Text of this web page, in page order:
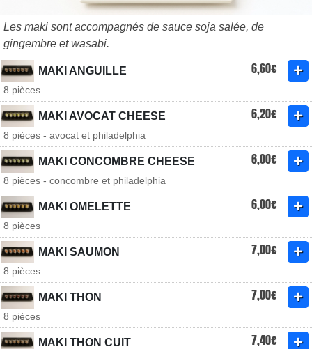
Les maki sont accompagnés de sauce soja salée, de
gingembre et wasabi.
MAKI ANGUILLE 6,60€
8 pièces
MAKI AVOCAT CHEESE 6,20€
8 pièces - avocat et philadelphia
MAKI CONCOMBRE CHEESE 6,00€
8 pièces - concombre et philadelphia
MAKI OMELETTE 6,00€
8 pièces
MAKI SAUMON 7,00€
8 pièces
MAKI THON 7,00€
8 pièces
MAKI THON CUIT 7,40€